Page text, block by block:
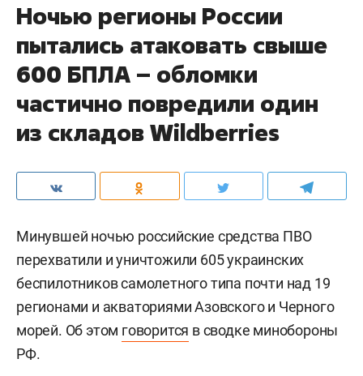
Ночью регионы России
пытались атаковать свыше
600 БПЛА – обломки
частично повредили один
из складов Wildberries
Минувшей ночью российские средства ПВО
перехватили и уничтожили 605 украинских
беспилотников самолетного типа почти над 19
регионами и акваториями Азовского и Черного
морей. Об этом говорится в сводке минобороны
РФ.